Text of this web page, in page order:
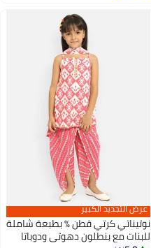
عرض التجديد الكبير
نوتيناتي كرتي قطن % بطبعة شاملة
للبنات مع بنطلون دهوتي ودوباتا